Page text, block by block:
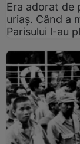
Era adorat de
uriaș. Când a
Parisului l-au